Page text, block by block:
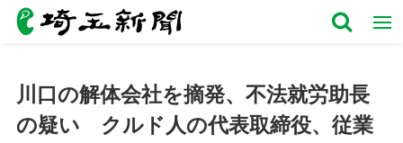
川口の解体会社を摘発、不法就労助長
の疑い クルド人の代表取締役、従業